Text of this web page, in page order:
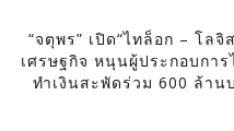
“จตุพร” เปิด“ไทล็อก – โล
เศรษฐกิจ หนุนผู้ประกอบกา
ทำเงินสะพัดร่วม 600 ล้าน